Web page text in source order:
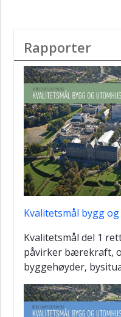
Rapporter
Kvalitetsmål bygg
Kvalitetsmål del 1
påvirker bærekraft,
byggehøyder,